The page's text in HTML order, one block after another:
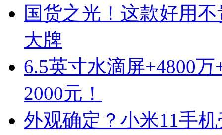
国货之光！这款好用
大牌
6.5英寸水滴屏+4800
2000元！
外观确定？小米11手